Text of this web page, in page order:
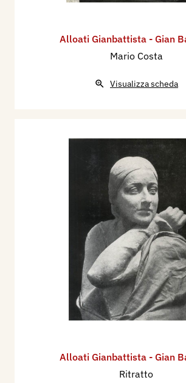
Alloati Gianbattista - Gian
Mario Costa
Visualizza scheda
Alloati Gianbattista - Gian
Ritratto